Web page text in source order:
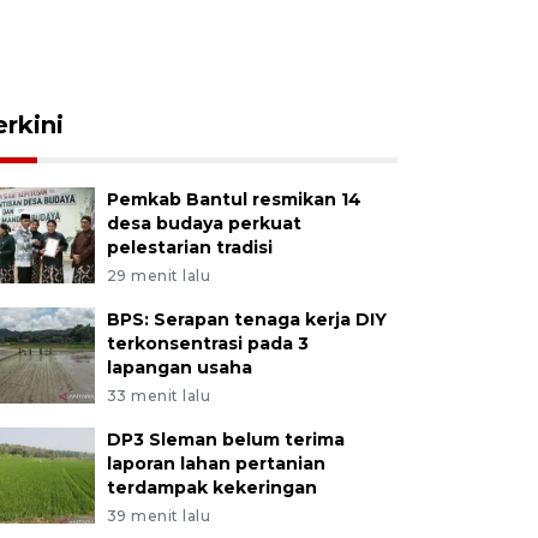
Pemkab Bantul resmikan 14
desa budaya perkuat
pelestarian tradisi
29 menit lalu
BPS: Serapan tenaga kerja DIY
terkonsentrasi pada 3
lapangan usaha
33 menit lalu
DP3 Sleman belum terima
laporan lahan pertanian
terdampak kekeringan
39 menit lalu